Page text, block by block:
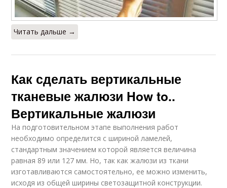
Читать дальше →
Как сделать вертикальные
тканевые жалюзи How to..
Вертикальные жалюзи
На подготовительном этапе выполнения работ
необходимо определится с шириной ламелей,
стандартным значением которой является величина
равная 89 или 127 мм. Но, так как жалюзи из ткани
изготавливаются самостоятельно, ее можно изменить,
исходя из общей ширины светозащитной конструкции.